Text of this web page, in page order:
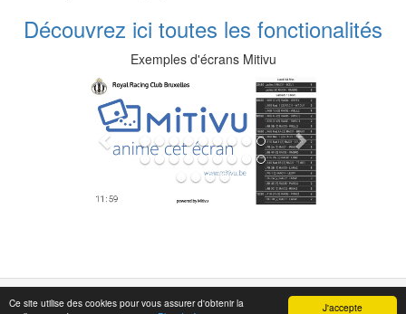
J'accepte
Ce site utilise des cookies pour vous assurer d'obtenir la
Découvrez ici toutes les fonctionalités
Exemples d'écrans Mitivu
Previous Next
Confidentialité